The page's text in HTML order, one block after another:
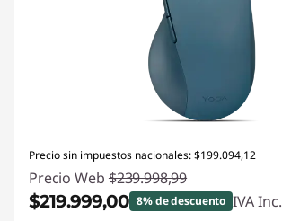
Precio sin impuestos nacionales: $199.094,12
Precio Web $239.998,99
$219.999,00 8% de descuento IVA Inc.